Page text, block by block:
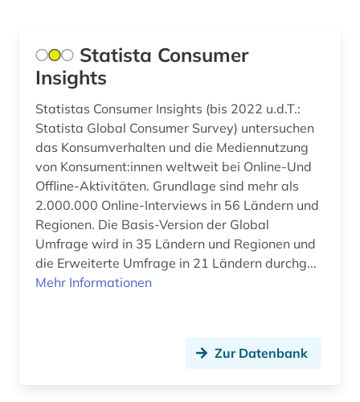
biographie 1815-1950 (1)
biographie 1815-2005 (1)
bisexualität (1)
bodenkunde (1)
bodensee-gebiet (1)
bosnien und herzegowina (1)
Hessen (2)
Island (2)
Israel (3)
Italien (25)
Japan (3)
Statista Consumer
Insights
Statistas Consumer Insights (bis 2022 u.d.T.:
Statista Global Consumer Survey) untersuchen
das Konsumverhalten und die Mediennutzung
von Konsument:innen weltweit bei Online-Und
Offline-Aktivitäten. Grundlage sind mehr als
2.000.000 Online-Interviews in 56 Ländern und
Regionen. Die Basis-Version der Global
Umfrage wird in 35 Ländern und Regionen und
die Erweiterte Umfrage in 21 Ländern durchg...
Mehr Informationen
Zur Datenbank